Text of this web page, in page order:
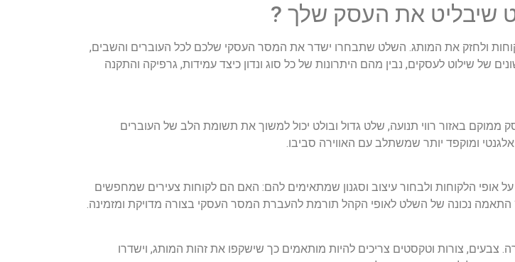
שיבליט את העסק שלך ?
ולחזק את המותג. השלט שתבחרו ישדר את המסר העסקי שלכם לכל העוברים והשבים,
של שילוט לעסקים, נבין מהם היתרונות של כל סוג ונדון כיצד עמידות, גרפיקה והתקנה
באזור רווי תנועה, שלט גדול ובולט יכול למשוך את תשומת הלב של העוברים
ומוקפד יותר שמשתלב עם האווירה סביבו.
אופי הלקוחות ולבחור עיצוב וסגנון שמתאימים להם: האם הם לקוחות צעירים שמחפשים
התאמה נכונה של השלט לאופי הקהל תורמת להעברת המסר העסקי בצורה מדויקת ומזמינה.
צורות וטקסטים צריכים להיות מותאמים כך שישקפו את זהות המותג, וישדרו